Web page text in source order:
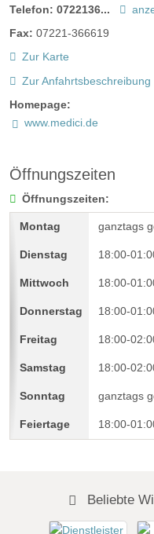
Telefon: 0722136...
Fax: 07221-366619
Zur Karte
Zur Anfahrtsbeschreibung
Homepage:
www.medici.de
Öffnungszeiten
Öffnungszeiten:
ganztags
18:00-
18:00-
18:00-
18:00-
18:00-
ganztags
18:00-
Beliebte